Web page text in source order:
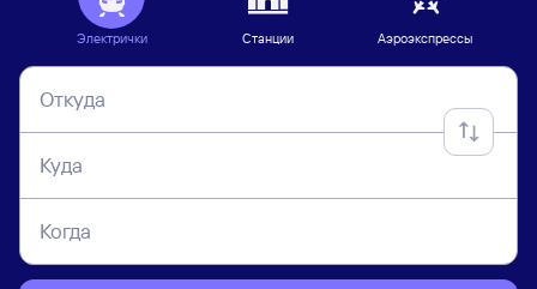
Электрички Станции Аэроэкспрессы
Откуда
Куда
Когда